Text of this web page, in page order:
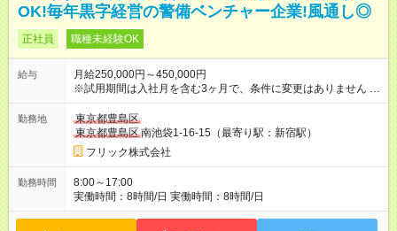
OK!毎年黒字経営の警備ベンチャー企業!風通し◎
正社員 職種未経験OK
給与
月給250,000円～450,000円
※試用期間は入社月を含む3ヶ月で、条件に変更はありません ※
上記額にはみなし残業代（月40時間分、67，022円分）を含み
ます ※超過分は全額支給します 【試用期間】試用期間あり 試用
期間の長さ：3ヶ月 雇用形態、給与は本採用時と同じです。
勤務地
東京都豊島区
東京都豊島区南池袋1-16-15（最寄り駅：新宿駅）
フリック株式会社
勤務時間
8:00～17:00
実働時間：8時間/日 実働時間：8時間/日